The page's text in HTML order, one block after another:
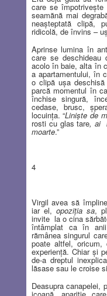
care se împotriveşte
seamănă mai
neaşteptată clipă,
ridicolă, de învins –
Aprinse lumina în
care se deschideau
acolo în baie, alta în
a apartamentului, în
o clipă uşa
parcă momentul în
închise singură,
cedase, brusc,
locuinţa. “Linişte de
rosti cu glas tare, ai
moarte.”
4
Virgil avea să
iar el,opoziţia sa,
invite la o cina
întâmplat ca în
rămânea singurul
poate altfel,
experienţă. Chiar şi
de-a dreptul
lăsase sau le croise
Deasupra canapelei,
icoană, apariţie